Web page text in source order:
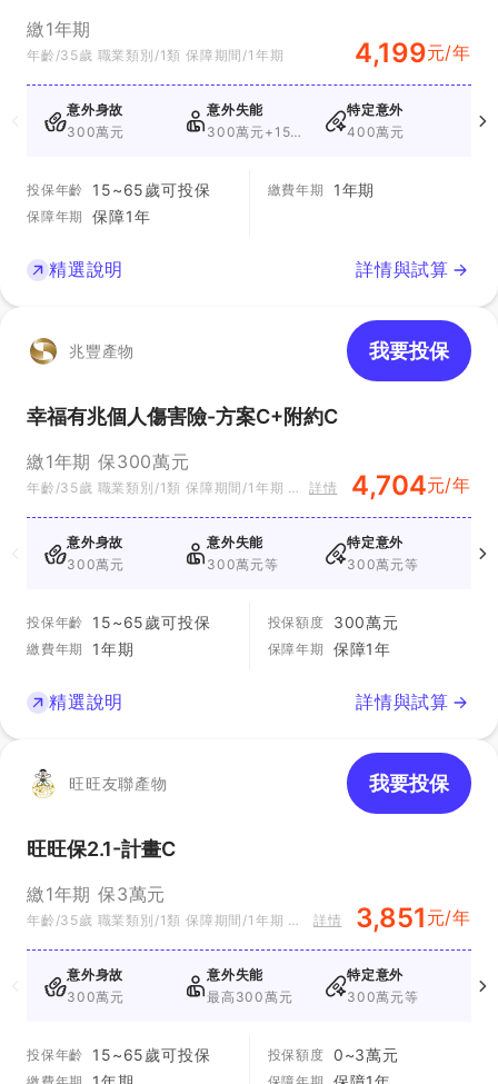
繳1年期
年齡/35歲 職業類別/1類 保障期間/1年期 4,199元/年
意外身故
300萬元
意外失能
300萬元+150
特定意外
400萬元
投保年齡 15~65歲可投保
保障年期 保障1年
繳費年期 1年期
精選說明 詳情與試算
兆豐產物 我要投保
幸福有兆個人傷害險-方案C+附約C
繳1年期 保300萬元
年齡/35歲 職業類別/1類 保障期間/1年期 方
詳情 4,704元/年
意外身故
300萬元
意外失能
300萬元等
特定意外
300萬元等
投保年齡 15~65歲可投保
繳費年期 1年期
投保額度 300萬元
保障年期 保障1年
精選說明 詳情與試算
旺旺友聯產物 我要投保
旺旺保2.1-計畫C
繳1年期 保3萬元
年齡/35歲 職業類別/1類 保障期間/1年期 方
詳情 3,851 元/年
意外身故
300萬元
意外失能
最高300萬元
特定意外
300萬元等
投保年齡 15~65歲可投保 投保額度 0~3萬元